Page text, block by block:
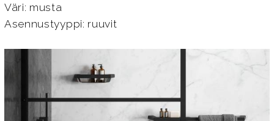
Väri: musta
Asennustyyppi: ruuvit